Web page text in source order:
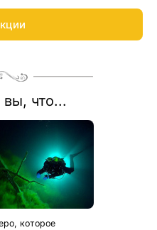
плюс» при одноместном
гостя
пройти в даты 01 июня —
15-77
что...
которое